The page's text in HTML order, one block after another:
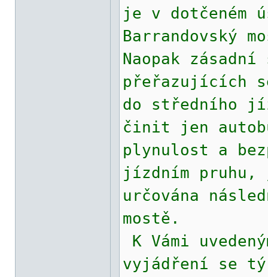
je v dotčeném
Barrandovský
Naopak
přeřazujících
do středního
činit jen
plynulost a
jízdním pruhu,
určována
mostě.
K Vámi
vyjádření se